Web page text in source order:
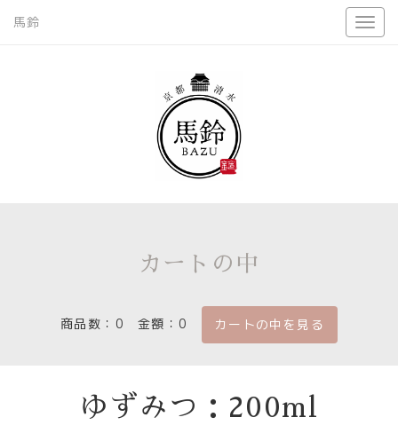
馬鈴
カートの中
商品数：0 金額：0 カートの中を見る
ゆずみつ：200ml